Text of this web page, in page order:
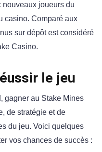
nouveaux joueurs du
casino. Comparé aux
sur dépôt est considéré
Casino.
le jeu
gagner au Stake Mines
de stratégie et de
du jeu. Voici quelques
vos chances de succès :